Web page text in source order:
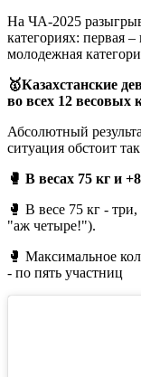
На ЧА-2025
категориях: первая
молодежная
🥇Казахстанские
во всех 12 весовых
Абсолютный
ситуация обстоит
🥊 В весах 75 кг и
🥊 В весе 75 кг -
"аж четыре!").
🥊 Максимальное
- по пять участниц